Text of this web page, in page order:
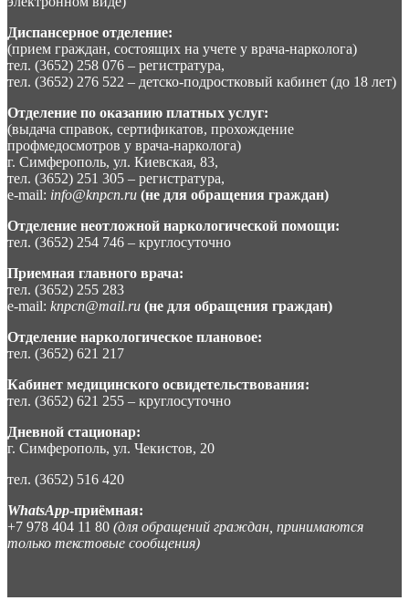
Диспансерное отделение:
(прием граждан, состоящих на учете у врача-нарколога)
тел. (3652) 258 076 – регистратура,
тел. (3652) 276 522 – детско-подростковый кабинет (до 18 лет)
Отделение по оказанию платных услуг:
(выдача справок, сертификатов, прохождение
профмедосмотров у врача-нарколога)
г. Симферополь, ул. Киевская, 83,
тел. (3652) 251 305 – регистратура,
e-mail: info@knpcn.ru (не для обращения граждан)
Отделение неотложной наркологической помощи:
тел. (3652) 254 746 – круглосуточно
Приемная главного врача:
тел. (3652) 255 283
e-mail: knpcn@mail.ru (не для обращения граждан)
Отделение наркологическое плановое:
тел. (3652) 621 217
Кабинет медицинского освидетельствования:
тел. (3652) 621 255 – круглосуточно
Дневной стационар:
г. Симферополь, ул. Чекистов, 20
тел. (3652) 516 420
WhatsApp-приёмная:
+7 978 404 11 80 (для обращений граждан, принимаются
только текстовые сообщения)